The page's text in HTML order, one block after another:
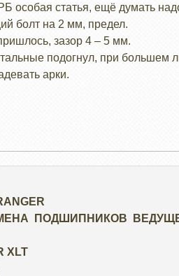
особая статья, ещё думать
болт на 2 мм, предел.
зазор 4 – 5 мм.
подогнул, при большем
арки.
ЗАМЕНА ПОДШИПНИКОВ
XLT